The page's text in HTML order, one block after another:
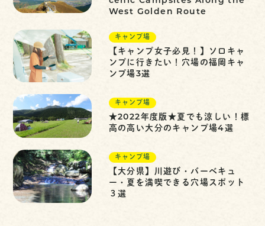
West Golden Route
キャンプ場
【キャンプ女子必見！】ソロキャ
ンプに行きたい！穴場の福岡キャ
ンプ場3選
キャンプ場
★2022年度版★夏でも涼しい！標
高の高い大分のキャンプ場4選
キャンプ場
【大分県】川遊び・バーベキュ
ー・夏を満喫できる穴場スポット
３選